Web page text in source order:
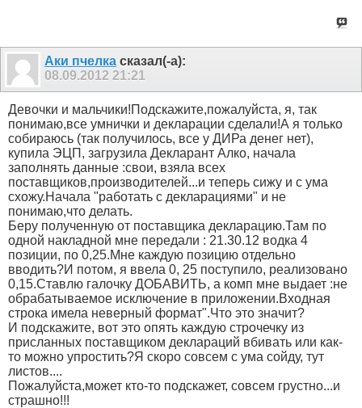
Аки пчелка сказал(-а):
08.09.2012 21:21
Девочки и мальчики!Подскажите,пожалуйста, я, так
понимаю,все умнички и декларации сделали!А я только
собираюсь (так получилось, все у ДИРа денег нет),
купила ЭЦП, загрузила Декларант Алко, начала
заполнять данные :свои, взяла всех
поставщиков,производителей...и теперь сижу и с ума
схожу.Начала "работать с декларациями" и не
понимаю,что делать.
Беру полученную от поставщика декларацию.Там по
одной накладной мне передали : 21.30.12 водка 4
позиции, по 0,25.Мне каждую позицию отдельно
вводить?И потом, я ввела 0, 25 поступило, реализовано
0,15.Ставлю галочку ДОБАВИТЬ, а комп мне выдает :не
обрабатываемое исключение в приложении.Входная
строка имела неверный формат".Что это значит?
И подскажите, вот это опять каждую строчечку из
присланных поставщиком деклараций вбивать или как-
то можно упростить?Я скоро совсем с ума сойду, тут
листов....
Пожалуйста,может кто-то подскажет, совсем грустно...и
страшно!!!